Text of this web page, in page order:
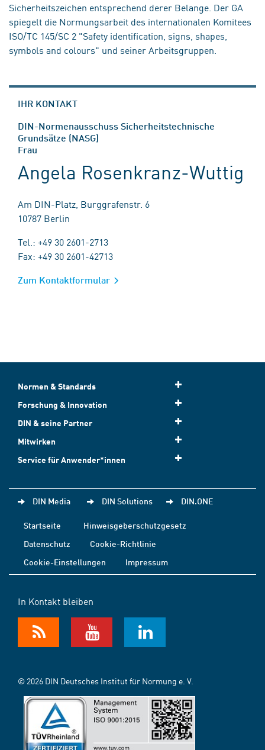
Sicherheitszeichen entsprechend derer Belange. Der GA
spiegelt die Normungsarbeit des internationalen Komitees
ISO/TC 145/SC 2 "Safety identification, signs, shapes,
symbols and colours" und seiner Arbeitsgruppen.
IHR KONTAKT
DIN-Normenausschuss Sicherheitstechnische
Grundsätze (NASG)
Frau
Angela Rosenkranz-Wuttig
Am DIN-Platz, Burggrafenstr. 6
10787 Berlin
Tel.: +49 30 2601-2713
Fax: +49 30 2601-42713
Zum Kontaktformular
Normen & Standards
Forschung & Innovation
DIN & seine Partner
Mitwirken
Service für Anwender*innen
DIN Media DIN Solutions DIN.ONE
Startseite
Hinweisgeberschutzgesetz
Datenschutz
Cookie-Richtlinie
Cookie-Einstellungen
Impressum
In Kontakt bleiben
© 2026 DIN Deutsches Institut für Normung e. V.